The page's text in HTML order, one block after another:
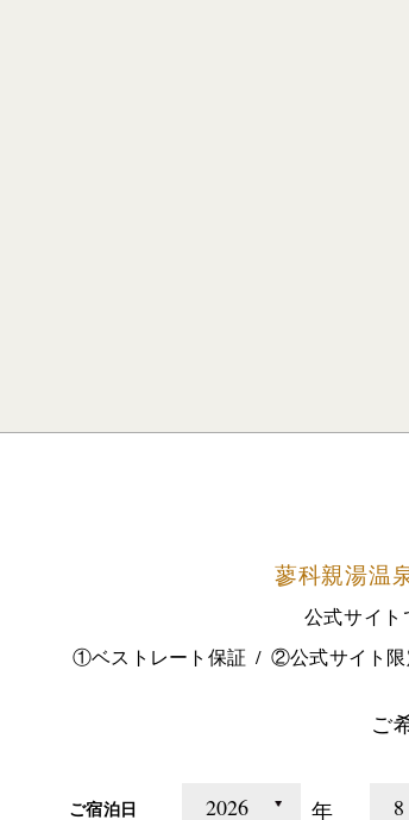
蓼科親湯温
公式サイト
①ベストレート保証
②公式サイト限
ご
ご宿泊日 年